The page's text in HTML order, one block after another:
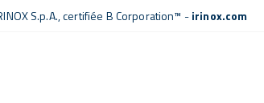
S.p.A.,certifiée B Corporation™ -irinox.com